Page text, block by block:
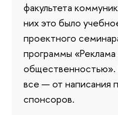
факультета
них это было
проектного
программы «Реклама
все — от написания
спонсоров.